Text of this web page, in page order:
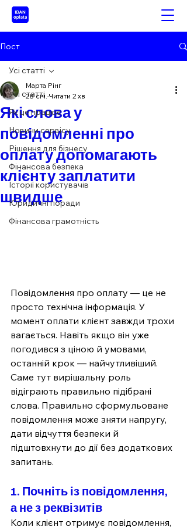
Пост
Усі статті
Як це працює
Новини сервісу
Рішення для бізнесу
Фінансова безпека
Історії користувачів
Юридичні поради
Фінансова грамотність
Усі статті
Які слова у
повідомленні про
оплату допомагають
клієнту заплатити
швидше
Марта Рінг
28 січ. Читати 2 хв
Повідомлення про оплату — це не
просто технічна інформація. У
момент оплати клієнт завжди трохи
вагається. Навіть якщо він уже
погодився з ціною й умовами,
останній крок — найчутливіший.
Саме тут вирішальну роль
відіграють правильно підібрані
слова. Правильно сформульоване
повідомлення може зняти напругу,
дати відчуття безпеки й
підштовхнути до дії без додаткових
запитань.
1. Почніть із повідомлення,
а не з реквізитів
Коли клієнт отримує повідомлення,